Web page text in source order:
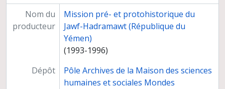
Nom du
producteur
Mission pré- et protohistorique du
Jawf-Hadramawt (République du
Yémen)
(1993-1996)
Dépôt
Pôle Archives de la Maison des sciences
humaines et sociales Mondes